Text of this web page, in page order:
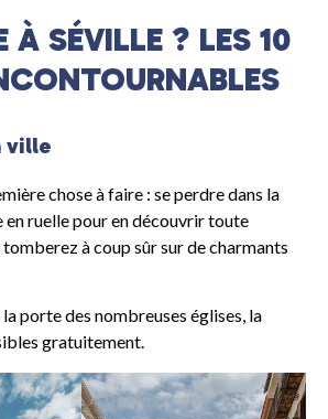
À SÉVILLE ? LES 10
ville
chose à faire : se perdre dans la
en ruelle pour en découvrir toute
tomberez à coup sûr sur de charmants
porte des nombreuses églises, la
gratuitement.